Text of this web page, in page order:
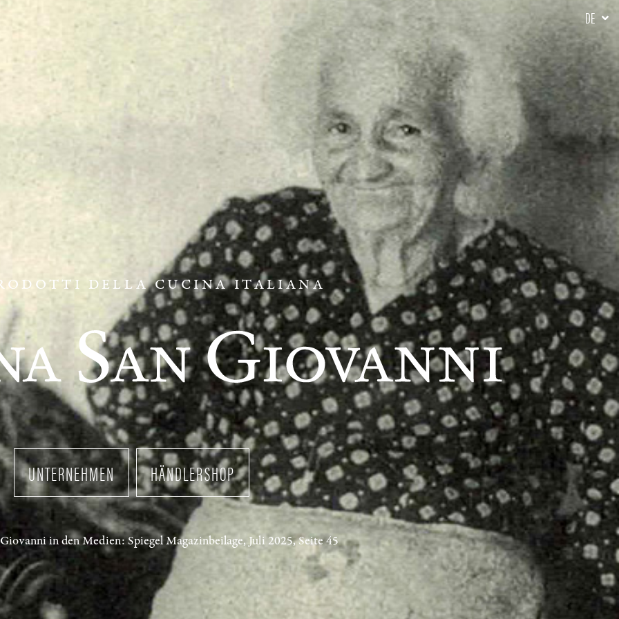
DE
DELLA CUCINA ITALIANA
UNTERNEHMEN HÄNDLERSHOP
in den Medien: Spiegel Magazinbeilage, Juli 2025, Seite 45